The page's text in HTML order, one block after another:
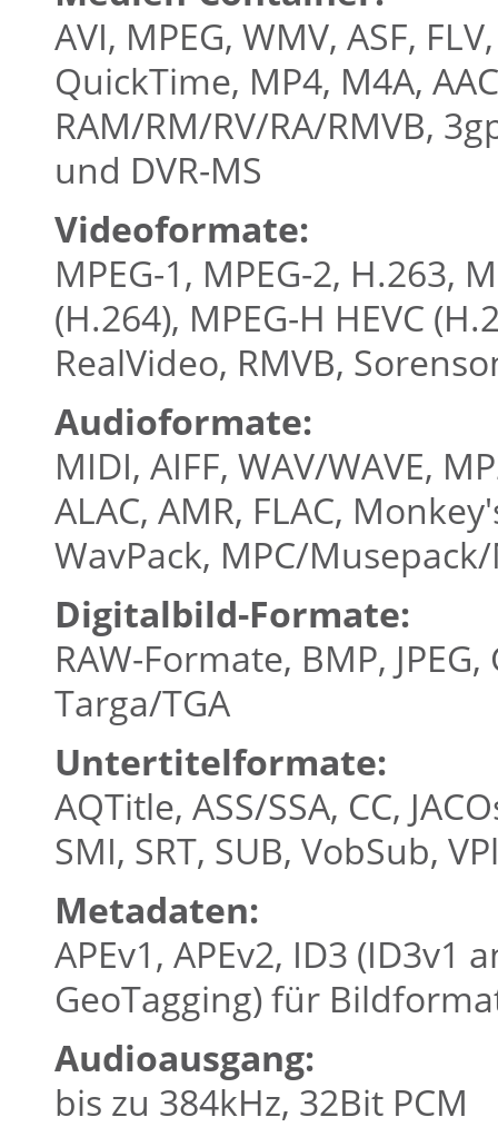
AVI, MPEG, WMV, ASF,
QuickTime, MP4, M4A,
RAM/RM/RV/RA/RMVB,
und DVR-MS
Videoformate:
MPEG-1, MPEG-2, H.263,
(H.264), MPEG-H HEVC
RealVideo, RMVB,
Audioformate:
MIDI, AIFF, WAV/WAVE,
ALAC, AMR, FLAC,
WavPack, MPC/
Digitalbild-Formate:
RAW-Formate, BMP,
Targa/TGA
Untertitelformate:
AQTitle, ASS/SSA, CC,
SMI, SRT, SUB, VobSub,
Metadaten:
APEv1, APEv2, ID3 (ID3v1
GeoTagging) für
Audioausgang:
bis zu 384kHz, 32Bit PCM